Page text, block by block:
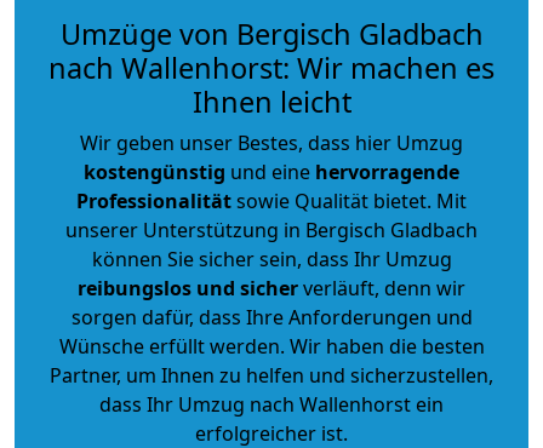
Umzüge von Bergisch Gladbach
nach Wallenhorst: Wir machen es
Ihnen leicht
Wir geben unser Bestes, dass hier Umzug
kostengünstig und eine hervorragende
Professionalitätsowie Qualität bietet. Mit
unserer Unterstützung in Bergisch Gladbach
können Sie sicher sein, dass Ihr Umzug
reibungslos und sicherverläuft, denn wir
sorgen dafür, dass Ihre Anforderungen und
Wünsche erfüllt werden. Wir haben die besten
Partner, um Ihnen zu helfen und sicherzustellen,
dass Ihr Umzug nach Wallenhorst ein
erfolgreicher ist.